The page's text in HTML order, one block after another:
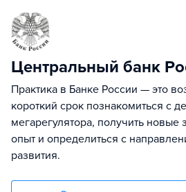
Центральный банк
Практика в Банке России — это
короткий срок познакомиться с
мегарегулятора, получить новые
опыт и определиться с
развития.